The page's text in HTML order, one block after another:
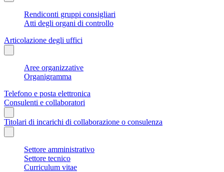
Rendiconti gruppi consigliari
Atti degli organi di controllo
Articolazione degli uffici
Aree organizzative
Organigramma
Telefono e posta elettronica
Consulenti e collaboratori
Titolari di incarichi di collaborazione o consulenza
Settore amministrativo
Settore tecnico
Curriculum vitae